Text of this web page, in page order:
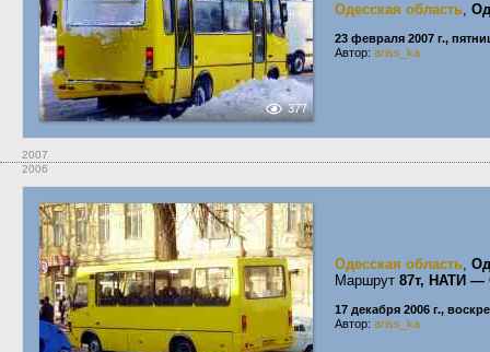
377
Одесская область,
23 февраля 2007 г.,
Автор: ariss_ka
2007
2006
Одесская область,
Маршрут 87т, НАТИ —
17 декабря 2006 г.,
Автор: ariss_ka